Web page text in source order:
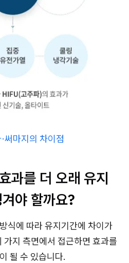
써마지의 차이점
과를 더 오래 유지
야 할까요?
식에 따라 유지기간에 차이가
가지 측면에서 접근하면 효과를
될 수 있습니다.